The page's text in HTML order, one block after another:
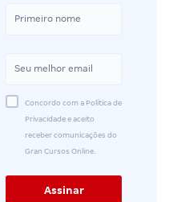
Concordo com a Política de
Privacidade e aceito
receber comunicações do
Gran Cursos Online.